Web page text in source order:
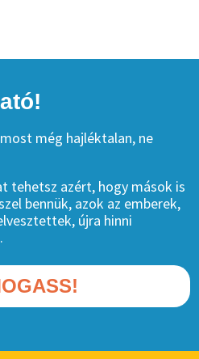
még hajléktalan, ne
tehetsz azért, hogy mások is
bennük, azok az emberek,
újra hinni